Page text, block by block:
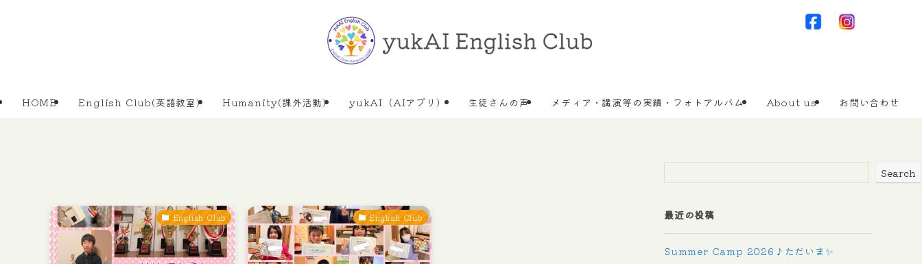
HOME English Club(英語教室) Humanity(課外活動) yukAI（AIアプリ） 生徒さんの声 メディア・講演等の実績・フォトアルバム About us お問い合わせ
English Club English Club
Search
最近の投稿
Summer Camp 2026♪ただいま✨